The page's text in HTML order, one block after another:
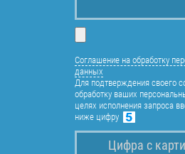
Соглашение на обработку
данных
Для подтверждения своего
обработку ваших
целях исполнения запроса
ниже цифру